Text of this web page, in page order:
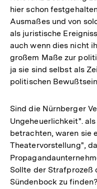
hier schon
Ausmaßes und von
als juristische
auch wenn dies nicht
großem Maße zur
ja sie sind selbst als
politischen
Sind die Nürnberger
Ungeheuerlichkeit".
betrachten, waren sie
Theatervorstellung",
Sollte der Strafprozeß
Sündenbock zu